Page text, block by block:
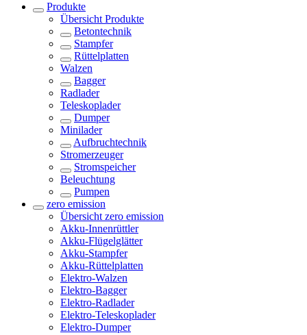
Produkte
Übersicht Produkte
Betontechnik
Stampfer
Rüttelplatten
Walzen
Bagger
Radlader
Teleskoplader
Dumper
Minilader
Aufbruchtechnik
Stromerzeuger
Stromspeicher
Beleuchtung
Pumpen
zero emission
Übersicht zero emission
Akku-Innenrüttler
Akku-Flügelglätter
Akku-Stampfer
Akku-Rüttelplatten
Elektro-Walzen
Elektro-Bagger
Elektro-Radlader
Elektro-Teleskoplader
Elektro-Dumper